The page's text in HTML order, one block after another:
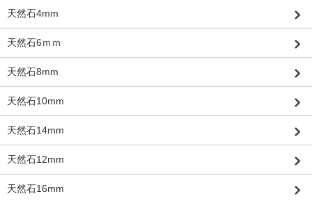
天然石4mm
天然石6ｍｍ
天然石8mm
天然石10mm
天然石14mm
天然石12mm
天然石16mm